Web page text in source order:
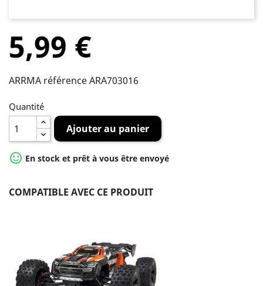
5,99 €
ARRMA référence ARA703016
Quantité
Ajouter au panier
 En stock et prêt à vous être envoyé
COMPATIBLE AVEC CE PRODUIT